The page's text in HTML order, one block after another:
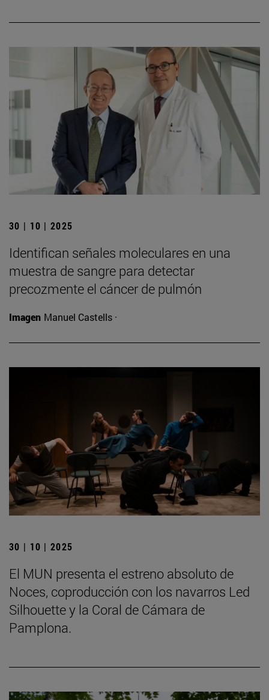
30 | 10 | 2025
Identifican señales moleculares en una
muestra de sangre para detectar
precozmente el cáncer de pulmón
Imagen Manuel Castells ·
30 | 10 | 2025
El MUN presenta el estreno absoluto de
Noces, coproducción con los navarros Led
Silhouette y la Coral de Cámara de
Pamplona.